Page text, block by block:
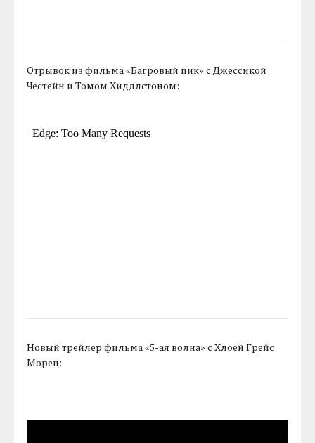
Отрывок из фильма «Багровый пик» с Джессикой
Честейн и Томом Хиддлстоном:
Новый трейлер фильма «5-ая волна» с Хлоей Грейс
Морец: